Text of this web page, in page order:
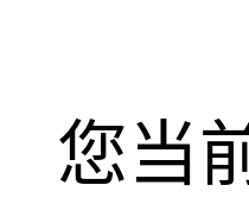
您当